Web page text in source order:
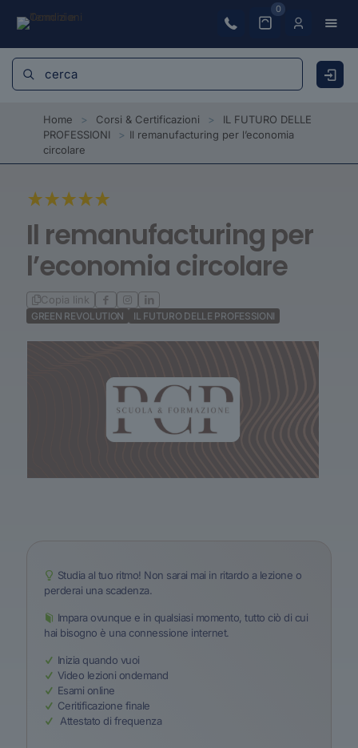
0
Home > Corsi & Certificazioni >
IL FUTURO DELLE
PROFESSIONI
> Il remanufacturing per l’economia
circolare
Il remanufacturing per
l’economia circolare
Copia link
GREEN REVOLUTION IL FUTURO DELLE PROFESSIONI
Studia al tuo ritmo! Non sarai mai in ritardo a lezione o
perderai una scadenza.
Impara ovunque e in qualsiasi momento, tutto ciò di cui
hai bisogno è una connessione internet.
Inizia quando vuoi
Video lezioni ondemand
Esami online
Ceritificazione finale
Attestato di frequenza